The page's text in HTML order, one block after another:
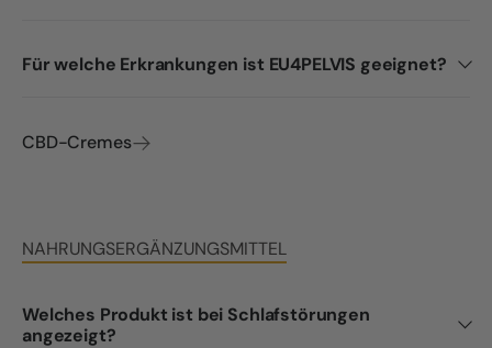
Für welche Erkrankungen ist EU4PELVIS geeignet?
CBD-Cremes
NAHRUNGSERGÄNZUNGSMITTEL
Welches Produkt ist bei Schlafstörungen
angezeigt?